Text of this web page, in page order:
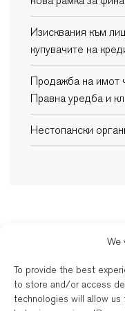
We
To provide the best
to store and/or access
technologies will allow
Изисквания към
купувачите на
Продажба на имот
Правна уредба и
Нестопански
New Balkans Law
Дейността на българските
New Balkans Law Office се
по регистрация. New